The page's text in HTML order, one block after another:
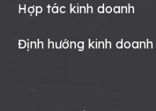
Hợp tác kinh doanh
Định hướng kinh doanh